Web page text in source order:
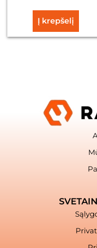
Į krepšelį